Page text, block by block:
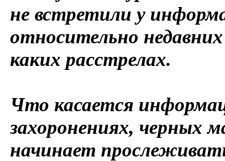
не встретили у
относительно
каких расстрелах.
Что касается
захоронениях, черных
начинает